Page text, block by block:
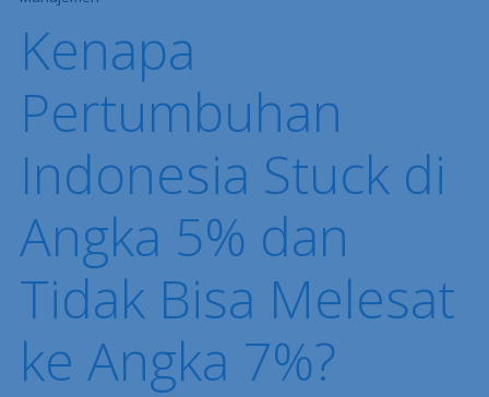
Kenapa
Pertumbuhan
Indonesia Stuck di
Angka 5% dan
Tidak Bisa Melesat
ke Angka 7%?